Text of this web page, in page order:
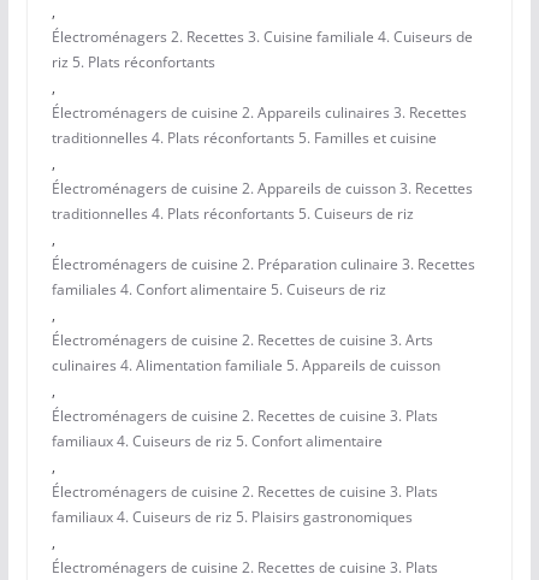
,
Électroménagers 2. Recettes 3. Cuisine familiale 4. Cuiseurs de
riz 5. Plats réconfortants
,
Électroménagers de cuisine 2. Appareils culinaires 3. Recettes
traditionnelles 4. Plats réconfortants 5. Familles et cuisine
,
Électroménagers de cuisine 2. Appareils de cuisson 3. Recettes
traditionnelles 4. Plats réconfortants 5. Cuiseurs de riz
,
Électroménagers de cuisine 2. Préparation culinaire 3. Recettes
familiales 4. Confort alimentaire 5. Cuiseurs de riz
,
Électroménagers de cuisine 2. Recettes de cuisine 3. Arts
culinaires 4. Alimentation familiale 5. Appareils de cuisson
,
Électroménagers de cuisine 2. Recettes de cuisine 3. Plats
familiaux 4. Cuiseurs de riz 5. Confort alimentaire
,
Électroménagers de cuisine 2. Recettes de cuisine 3. Plats
familiaux 4. Cuiseurs de riz 5. Plaisirs gastronomiques
,
Électroménagers de cuisine 2. Recettes de cuisine 3. Plats